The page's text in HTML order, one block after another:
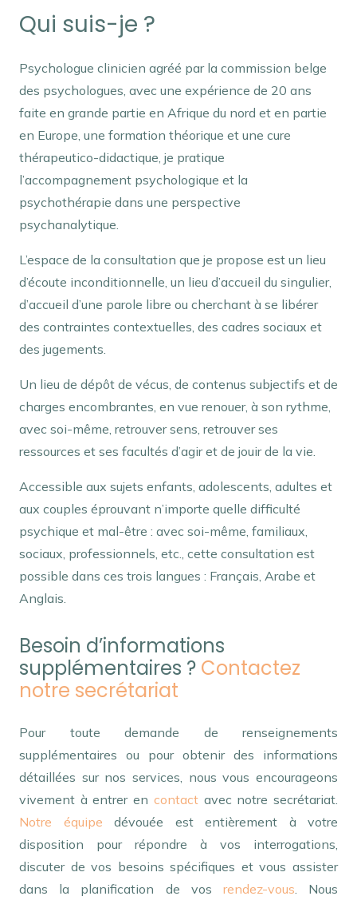
Qui suis-je ?
Psychologue clinicien agréé par la commission belge
des psychologues, avec une expérience de 20 ans
faite en grande partie en Afrique du nord et en partie
en Europe, une formation théorique et une cure
thérapeutico-didactique, je pratique
l’accompagnement psychologique et la
psychothérapie dans une perspective
psychanalytique.
L’espace de la consultation que je propose est un lieu
d’écoute inconditionnelle, un lieu d’accueil du singulier,
d’accueil d’une parole libre ou cherchant à se libérer
des contraintes contextuelles, des cadres sociaux et
des jugements.
Un lieu de dépôt de vécus, de contenus subjectifs et de
charges encombrantes, en vue renouer, à son rythme,
avec soi-même, retrouver sens, retrouver ses
ressources et ses facultés d’agir et de jouir de la vie.
Accessible aux sujets enfants, adolescents, adultes et
aux couples éprouvant n’importe quelle difficulté
psychique et mal-être : avec soi-même, familiaux,
sociaux, professionnels, etc., cette consultation est
possible dans ces trois langues : Français, Arabe et
Anglais.
Besoin d’informations
supplémentaires ? Contactez
notre secrétariat
Pour toute demande de renseignements
supplémentaires ou pour obtenir des informations
détaillées sur nos services, nous vous encourageons
vivement à entrer en contactavec notre secrétariat.
Notre équipe dévouée est entièrement à votre
disposition pour répondre à vos interrogations,
discuter de vos besoins spécifiques et vous assister
dans la planification de vos rendez-vous. Nous